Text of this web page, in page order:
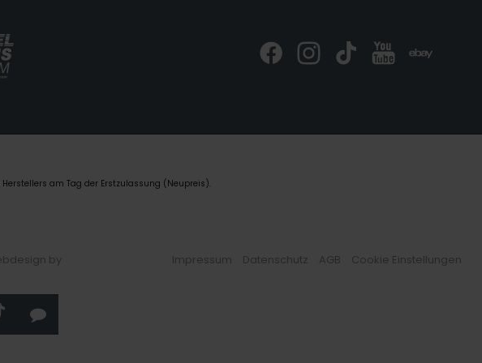
am Tag der Erstzulassung (Neupreis).
by
Impressum Datenschutz AGB Cookie Einstellungen